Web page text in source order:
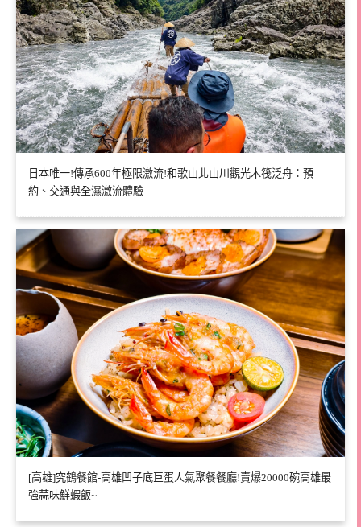
日本唯一!傳承600年極限激流!和歌山北山川觀光木筏泛舟：預
約、交通與全濕激流體驗
[高雄]究鶴餐館-高雄凹子底巨蛋人氣聚餐餐廳!賣爆20000碗高雄最
強蒜味鮮蝦飯~